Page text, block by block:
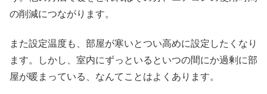
の削減につながります。
また設定温度も、部屋が寒いとつい高めに設定したくなり
ます。しかし、室内にずっといるといつの間にか過剰に部
屋が暖まっている、なんてことはよくあります。